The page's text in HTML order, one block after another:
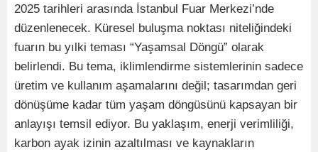
2025 tarihleri arasında İstanbul Fuar Merkezi’nde
düzenlenecek. Küresel buluşma noktası niteliğindeki
fuarın bu yılki teması “Yaşamsal Döngü” olarak
belirlendi. Bu tema, iklimlendirme sistemlerinin sadece
üretim ve kullanım aşamalarını değil; tasarımdan geri
dönüşüme kadar tüm yaşam döngüsünü kapsayan bir
anlayışı temsil ediyor. Bu yaklaşım, enerji verimliliği,
karbon ayak izinin azaltılması ve kaynakların